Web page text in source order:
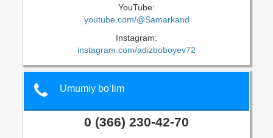
YouTube:
youtube.com/@Samarkand
Instagram:
instagram.com/adizboboyev72
Umumiy bo‘lim
0 (366) 230-42-70